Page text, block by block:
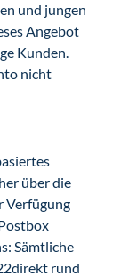
und jungen
Angebot
Kunden.
nicht
über die
Verfügung
Sämtliche
rund